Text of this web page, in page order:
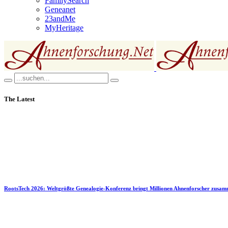
Geneanet
23andMe
MyHeritage
The Latest
RootsTech 2026: Weltgrößte Genealogie-Konferenz bringt Millionen Ahnenforscher